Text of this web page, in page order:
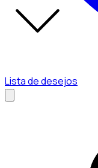
Lista de desejos